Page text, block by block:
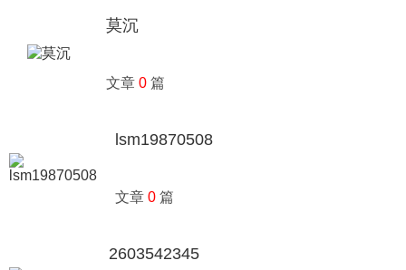
莫沉
文章 0 篇
lsm19870508
文章 0 篇
2603542345